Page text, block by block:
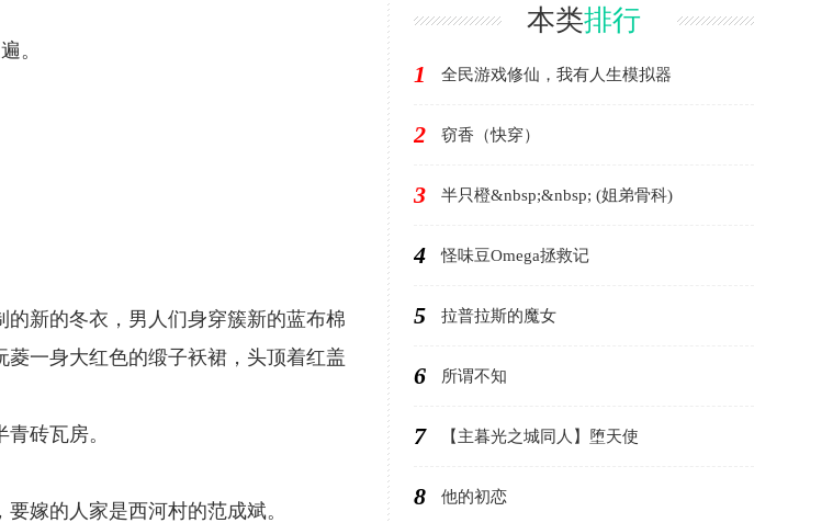
。
新的冬衣，男人们身穿簇新的蓝布棉
一身大红色的缎子袄裙，头顶着红盖
砖瓦房。
嫁的人家是西河村的范成斌。
本类排行
1 全民游戏修仙，我有人生模拟器
2 窃香（快穿）
3 半只橙&nbsp;&nbsp; (姐弟骨科)
4 怪味豆Omega拯救记
5 拉普拉斯的魔女
6 所谓不知
7 【主暮光之城同人】堕天使
8 他的初恋